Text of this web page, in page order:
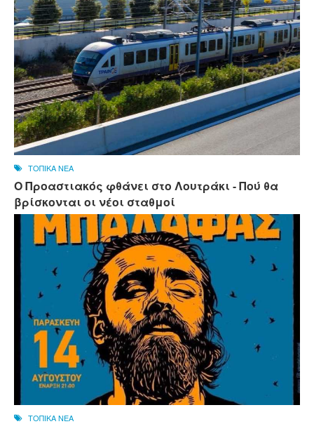
ΤΟΠΙΚΑ ΝΕΑ
Ο Προαστιακός φθάνει στο Λουτράκι - Πού θα
βρίσκονται οι νέοι σταθμοί
ΤΟΠΙΚΑ ΝΕΑ